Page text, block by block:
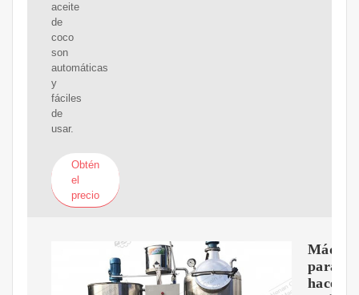
aceite
de
coco
son
automáticas
y
fáciles
de
usar.
Obtén
el
precio
para
hacer